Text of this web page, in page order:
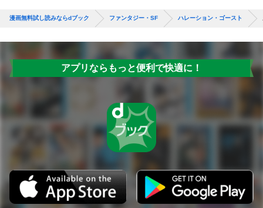
漫画無料試し読みならdブック ファンタジー・SF ハレーション・ゴースト
アプリならもっと便利で快適に！